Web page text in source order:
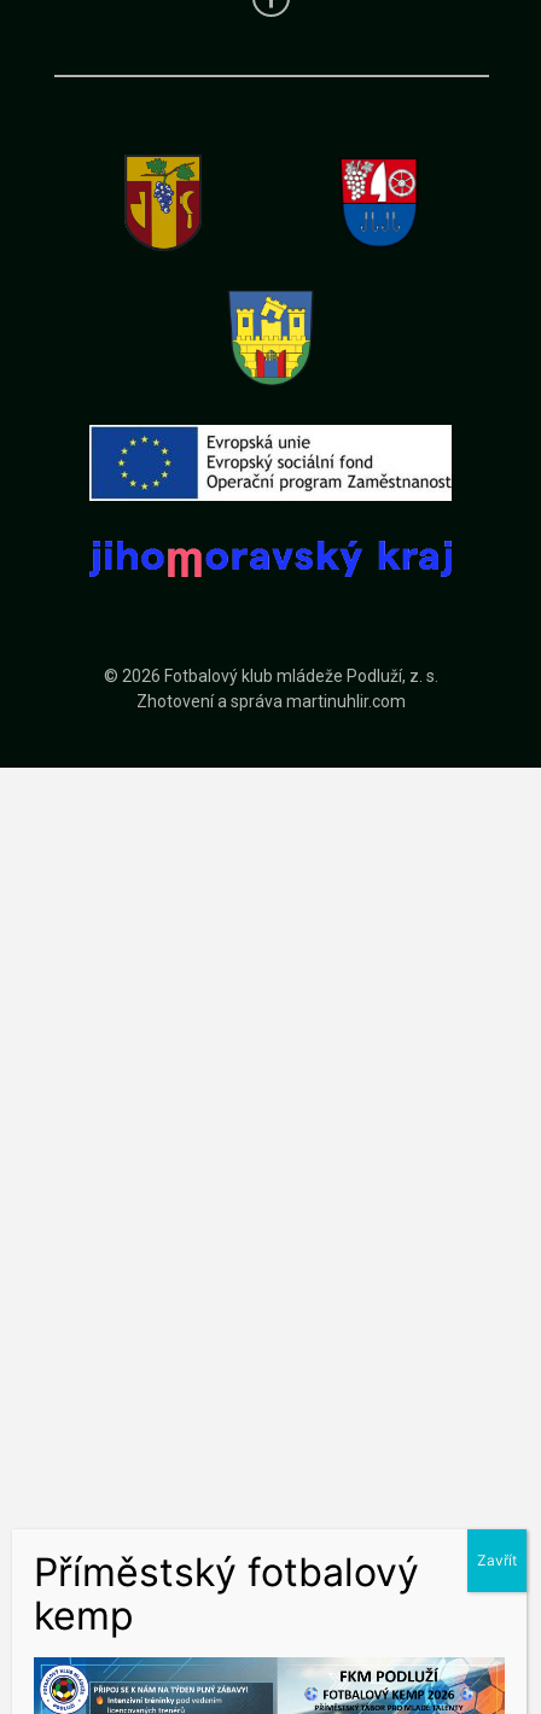
© 2026 Fotbalový klub mládeže Podluží, z. s.
Zhotovení a správamartinuhlir.com